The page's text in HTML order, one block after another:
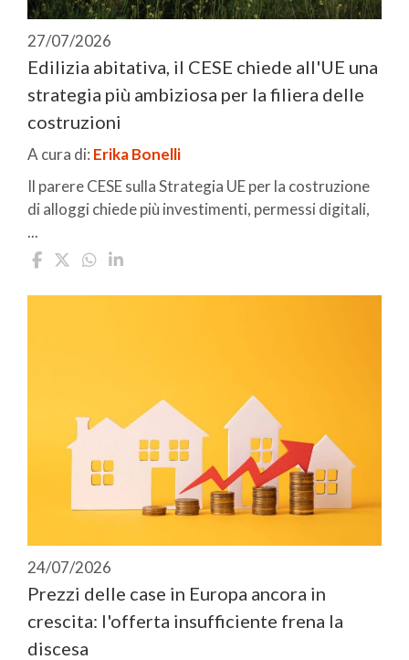
27/07/2026
Edilizia abitativa, il CESE chiede all'UE una
strategia più ambiziosa per la filiera delle
costruzioni
A cura di: Erika Bonelli
Il parere CESE sulla Strategia UE per la costruzione
di alloggi chiede più investimenti, permessi digitali,
...
24/07/2026
Prezzi delle case in Europa ancora in
crescita: l'offerta insufficiente frena la
discesa